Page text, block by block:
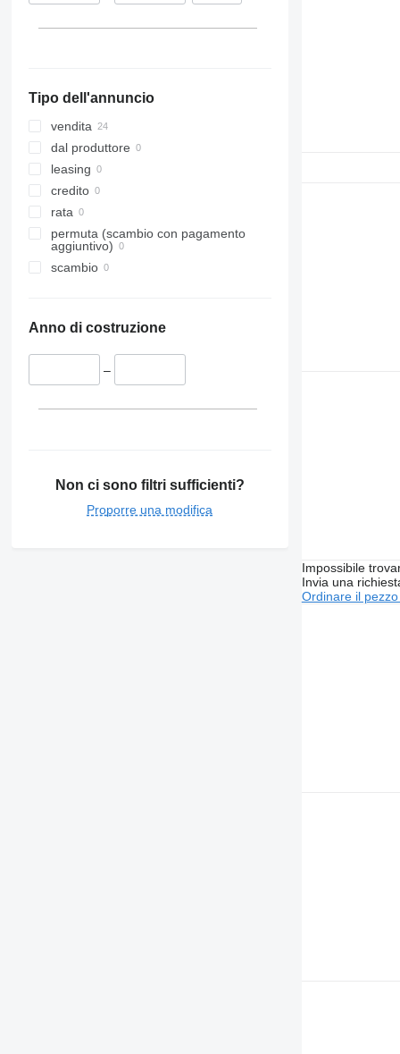
Tipo dell'annuncio
vendita
dal produttore
leasing
credito
rata
permuta (scambio con pagamento
aggiuntivo)
scambio
Anno di costruzione
–
Non ci sono filtri sufficienti?
Proporre una modifica
Impossibile
Invia una
Ordinare il